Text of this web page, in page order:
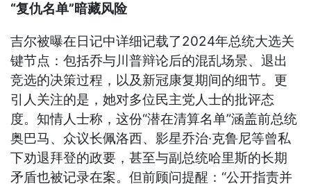
“复仇名单”暗藏风险
吉尔被曝在日记中详细记载了2024年总统大选关
键节点：包括乔与川普辩论后的混乱场景、退出
竞选的决策过程，以及新冠康复期间的细节。更
引人关注的是，她对多位民主党人士的批评态
度。知情人士称，这份“潜在清算名单”涵盖前总统
奥巴马、众议长佩洛西、影星乔治·克鲁尼等曾私
下劝退拜登的政要，甚至与副总统哈里斯的长期
矛盾也被记录在案。但前顾问提醒：“公开指责并